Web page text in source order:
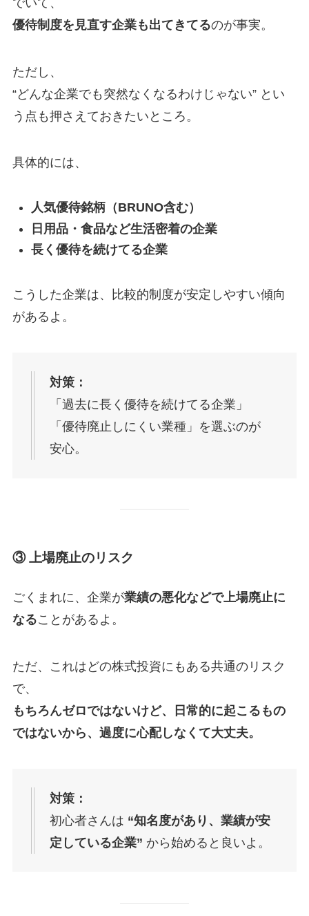
優待制度を見直す企業も出てきてるのが事実。
ただし、
“どんな企業でも突然なくなるわけじゃない” とい
う点も押さえておきたいところ。
具体的には、
人気優待銘柄（BRUNO含む）
日用品・食品など生活密着の企業
長く優待を続けてる企業
こうした企業は、比較的制度が安定しやすい傾向
があるよ。
対策：
「過去に長く優待を続けてる企業」
「優待廃止しにくい業種」を選ぶのが
安心。
③ 上場廃止のリスク
ごくまれに、企業が業績の悪化などで上場廃止に
なることがあるよ。
ただ、これはどの株式投資にもある共通のリスク
で、
もちろんゼロではないけど、日常的に起こるもの
ではないから、過度に心配しなくて大丈夫。
対策：
初心者さんは “知名度があり、業績が安
定している企業” から始めると良いよ。